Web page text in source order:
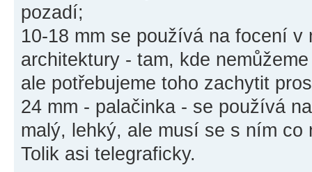
pozadí;
10-18 mm se používá na focení
architektury - tam, kde
ale potřebujeme toho zachytit
24 mm - palačinka - se používá
malý, lehký, ale musí se s ním
Tolik asi telegraficky.